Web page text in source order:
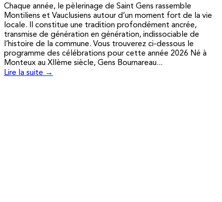
Chaque année, le pèlerinage de Saint Gens rassemble
Montiliens et Vauclusiens autour d’un moment fort de la vie
locale. Il constitue une tradition profondément ancrée,
transmise de génération en génération, indissociable de
l’histoire de la commune. Vous trouverez ci-dessous le
programme des célébrations pour cette année 2026 Né à
Monteux au XIIème siècle, Gens Bournareau...
Lire la suite →